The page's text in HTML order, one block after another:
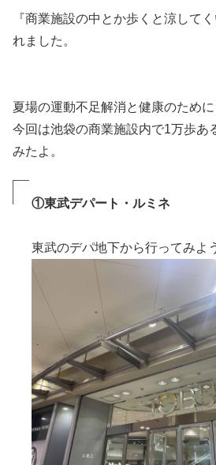
『商業施設の中とか歩くと涼して
れました。
夏場の運動不足解消と健康のために
今回は池袋の商業施設内で1万歩あ
みたよ。
①東武デパート・ルミネ
東武のデパ地下から行ってみよ